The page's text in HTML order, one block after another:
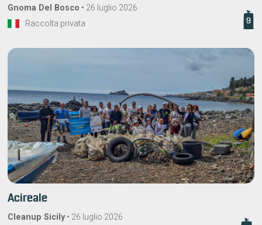
Gnoma Del Bosco • 26 luglio 2026
Raccolta privata
9
Acireale
Cleanup Sicily• 26 luglio 2026